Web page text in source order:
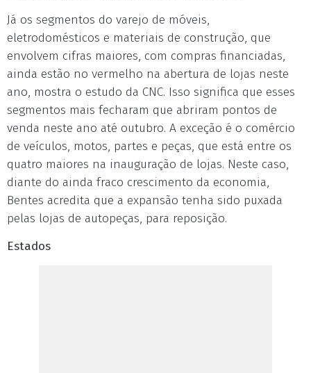
Já os segmentos do varejo de móveis,
eletrodomésticos e materiais de construção, que
envolvem cifras maiores, com compras financiadas,
ainda estão no vermelho na abertura de lojas neste
ano, mostra o estudo da CNC. Isso significa que esses
segmentos mais fecharam que abriram pontos de
venda neste ano até outubro. A exceção é o comércio
de veículos, motos, partes e peças, que está entre os
quatro maiores na inauguração de lojas. Neste caso,
diante do ainda fraco crescimento da economia,
Bentes acredita que a expansão tenha sido puxada
pelas lojas de autopeças, para reposição.
Estados